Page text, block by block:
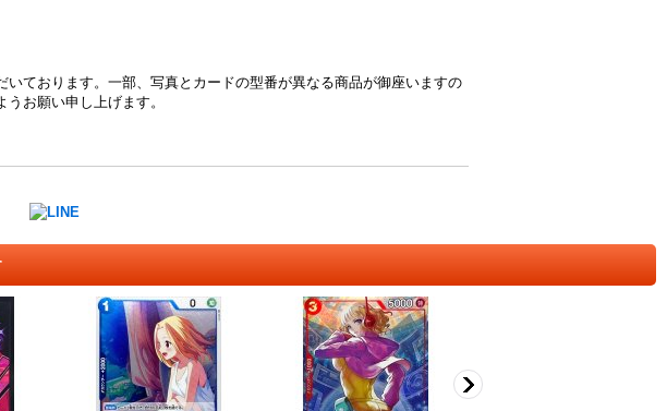
ております。一部、写真とカードの型番が異なる商品が御座いますの
お願い申し上げます。